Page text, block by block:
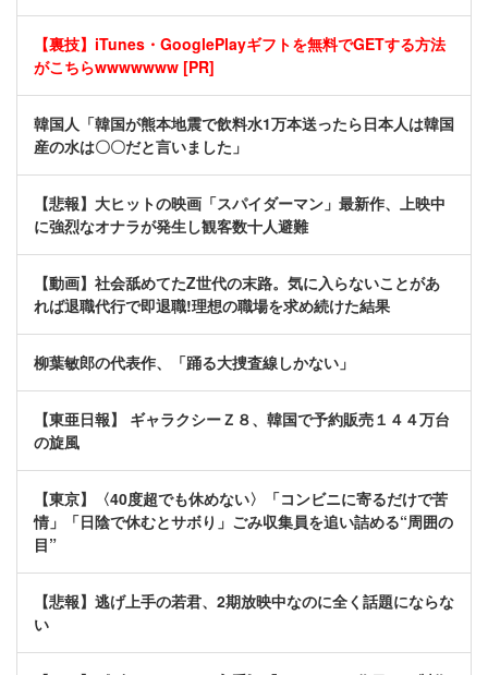
【裏技】iTunes・GooglePlayギフトを無料でGETする方法
がこちらwwwwwww [PR]
韓国人「韓国が熊本地震で飲料水1万本送ったら日本人は韓国
産の水は〇〇だと言いました」
【悲報】大ヒットの映画「スパイダーマン」最新作、上映中
に強烈なオナラが発生し観客数十人避難
【動画】社会舐めてたZ世代の末路。気に入らないことがあ
れば退職代行で即退職!理想の職場を求め続けた結果
柳葉敏郎の代表作、「踊る大捜査線しかない」
【東亜日報】 ギャラクシーＺ８、韓国で予約販売１４４万台
の旋風
【東京】〈40度超でも休めない〉「コンビニに寄るだけで苦
情」「日陰で休むとサボり」ごみ収集員を追い詰める“周囲の
目”
【悲報】逃げ上手の若君、2期放映中なのに全く話題にならな
い